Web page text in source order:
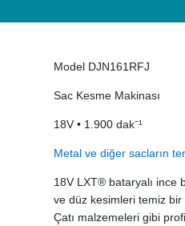
Model DJN161RFJ
Sac Kesme Makinası
18V • 1.900 dak⁻¹
Metal ve diğer sacların
18V LXT® bataryalı ince
ve düz kesimleri temiz
Çatı malzemeleri gibi